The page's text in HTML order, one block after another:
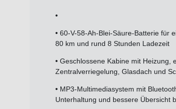
•
• 60-V-58-Ah-Blei-Säure-Batterie für
80 km und rund 8 Stunden Ladezeit
• Geschlossene Kabine mit Heizung,
Zentralverriegelung, Glasdach und
• MP3-Multimediasystem mit
Unterhaltung und bessere Übersicht